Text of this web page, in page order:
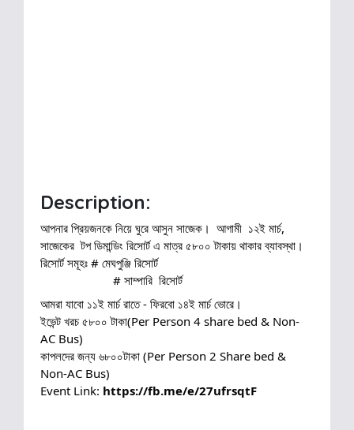
Description:
আপনার প্রিয়জনকে নিয়ে ঘুরে আসুন সাজেক।  আগামী  ১২ই মার্চ,
সাজেকের  টপ ডিমান্ডিং রিসোর্ট এ মাত্র ৫৮০০ টাকায় থাকার ব্যাবস্থা।
রিসোর্ট সমূহঃ # মেঘপুঞ্জি রিসোর্ট
                       # সাম্পারি  রিসোর্ট
আমরা যাবো ১১ই মার্চ রাতে - ফিরবো ১৪ই মার্চ ভোরে।
ইভেন্ট খরচ ৫৮০০ টাকা(Per Person 4 share bed & Non-
AC Bus)
কাপলদের জন্য ৬৮০০টাকা (Per Person 2 Share bed &
Non-AC Bus)
Event Link: https://fb.me/e/27ufrsqtF